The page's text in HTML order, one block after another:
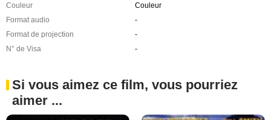
Couleur
Couleur
Format audio
-
Format de projection
-
N° de Visa
-
Si vous aimez ce film, vous pourriez
aimer ...